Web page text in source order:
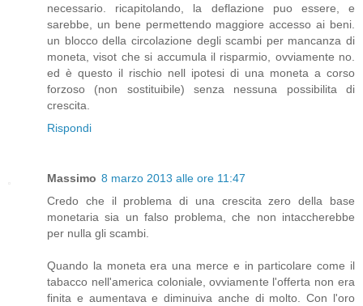
necessario. ricapitolando, la deflazione puo essere, e
sarebbe, un bene permettendo maggiore accesso ai beni.
un blocco della circolazione degli scambi per mancanza di
moneta, visot che si accumula il risparmio, ovviamente no.
ed è questo il rischio nell ipotesi di una moneta a corso
forzoso (non sostituibile) senza nessuna possibilita di
crescita.
Rispondi
Massimo 8 marzo 2013 alle ore 11:47
Credo che il problema di una crescita zero della base
monetaria sia un falso problema, che non intaccherebbe
per nulla gli scambi.
Quando la moneta era una merce e in particolare come il
tabacco nell'america coloniale, ovviamente l'offerta non era
finita e aumentava e diminuiva anche di molto. Con l'oro